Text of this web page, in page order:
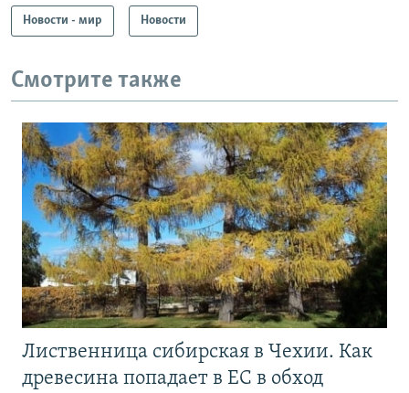
Новости - мир Новости
Смотрите также
Лиственница сибирская в Чехии. Как
древесина попадает в ЕС в обход